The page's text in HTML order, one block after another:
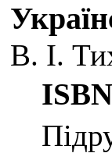
В. І.
IS